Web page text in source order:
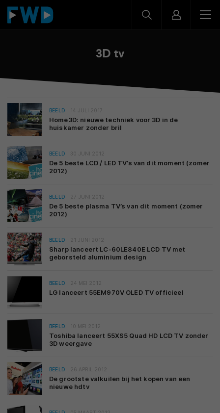
3D tv
BEELD 14 JULI 2017
Home3D: nieuwe techniek voor 3D in de
huiskamer zonder bril
BEELD 30 JUNI 2012
De 5 beste LCD / LED TV’s van dit moment (zomer
2012)
BEELD 27 JUNI 2012
De 5 beste plasma TV’s van dit moment (zomer
2012)
BEELD 21 JUNI 2012
Sharp lanceert LC-60LE840E LCD TV met
geborsteld aluminium design
BEELD 24 MEI 2012
LG lanceert 55EM970V OLED TV officieel
BEELD 10 MEI 2012
Toshiba lanceert 55XS5 Quad HD LCD TV zonder
3D weergave
BEELD 26 APRIL 2012
De grootste valkuilen bij het kopen van een
nieuwe hdtv